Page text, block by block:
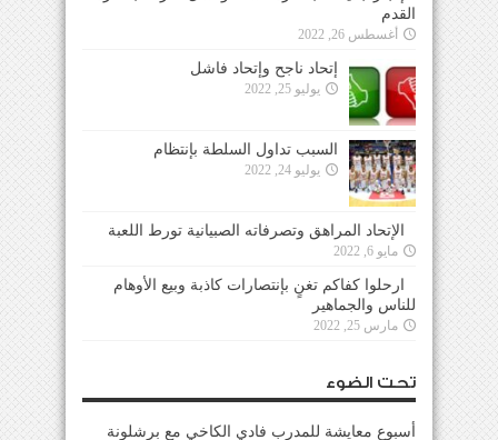
القدم
أغسطس 26, 2022
إتحاد ناجح وإتحاد فاشل
يوليو 25, 2022
السبب تداول السلطة بإنتظام
يوليو 24, 2022
الإتحاد المراهق وتصرفاته الصبيانية تورط اللعبة
مايو 6, 2022
ارحلوا كفاكم تغنٍ بإنتصارات كاذبة وبيع الأوهام
للناس والجماهير
مارس 25, 2022
تحت الضوء
أسبوع معايشة للمدرب فادي الكاخي مع برشلونة